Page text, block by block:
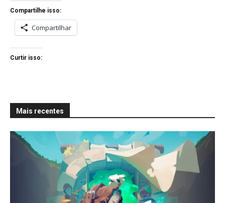
Compartilhe isso:
Compartilhar
Curtir isso:
Mais recentes